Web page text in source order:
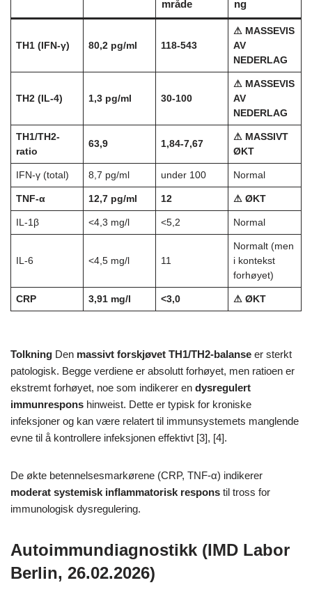
mråde
ng
TH1 (IFN-γ) 80,2 pg/ml 118-543
⚠ MASSEVIS
AV
NEDERLAG
TH2 (IL-4) 1,3 pg/ml 30-100
⚠ MASSEVIS
AV
NEDERLAG
TH1/TH2-
ratio
63,9 1,84-7,67
⚠ MASSIVT
ØKT
IFN-γ (total) 8,7 pg/ml under 100 Normal
TNF-α 12,7 pg/ml 12 ⚠ ØKT
IL-1β <4,3 mg/l <5,2 Normal
IL-6 <4,5 mg/l 11
Normalt (men
i kontekst
forhøyet)
CRP 3,91 mg/l <3,0 ⚠ ØKT
Tolkning Den massivt forskjøvet TH1/TH2-balanse er sterkt
patologisk. Begge verdiene er absolutt forhøyet, men ratioen er
ekstremt forhøyet, noe som indikerer en dysregulert
immunrespons hinweist. Dette er typisk for kroniske
infeksjoner og kan være relatert til immunsystemets manglende
evne til å kontrollere infeksjonen effektivt [3], [4].
De økte betennelsesmarkørene (CRP, TNF-α) indikerer
moderat systemisk inflammatorisk respons til tross for
immunologisk dysregulering.
Autoimmundiagnostikk (IMD Labor
Berlin, 26.02.2026)